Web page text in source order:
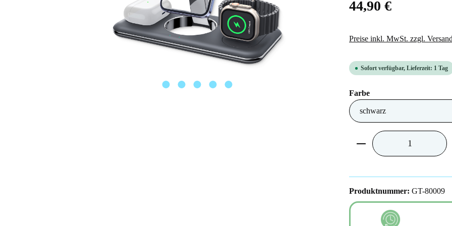
44,90 €
Preise inkl. MwSt. zzgl.
Sofort verfügbar, Lieferzeit: 1 Tag
Farbeauswählen
Produkt Anzahl:
Produktnummer: GT-80009